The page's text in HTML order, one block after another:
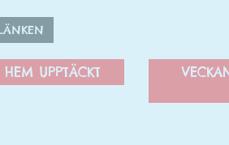
UPPTÄCKT